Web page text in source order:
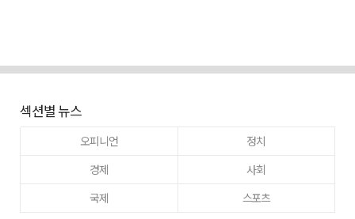
섹션별 뉴스
오피니언
정치
경제
사회
국제
스포츠